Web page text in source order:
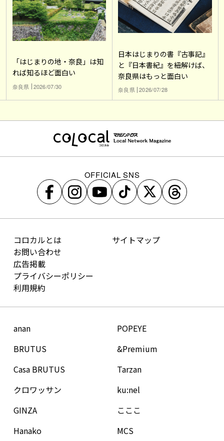
「はじまりの地・奈良」は知
れば知るほど面白い
奈良県 2026/07/30
日本はじまりの書『古事記』
と『日本書紀』を紐解けば、
奈良県はもっと面白い
奈良県 2026/07/28
OFFICIAL SNS
コロカルとは
お問い合わせ
広告掲載
プライバシーポリシー
利用規約
サイトマップ
anan
BRUTUS
Casa BRUTUS
クロワッサン
GINZA
Hanako
POPEYE
&Premium
Tarzan
ku:nel
こここ
MCS